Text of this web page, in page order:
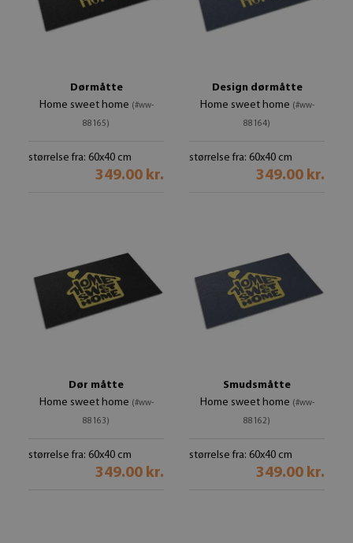
Dørmåtte
Home sweet home (#ww-
88165)
størrelse fra: 60x40 cm
349.00 kr.
Design dørmåtte
Home sweet home (#ww-
88164)
størrelse fra: 60x40 cm
349.00 kr.
Dør måtte
Home sweet home (#ww-
88163)
størrelse fra: 60x40 cm
349.00 kr.
Smudsmåtte
Home sweet home (#ww-
88162)
størrelse fra: 60x40 cm
349.00 kr.